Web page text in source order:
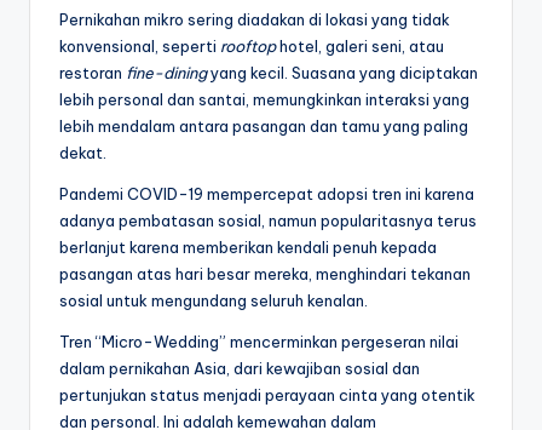
Pernikahan mikro sering diadakan di lokasi yang tidak
konvensional, seperti rooftophotel, galeri seni, atau
restoran fine-diningyang kecil. Suasana yang diciptakan
lebih personal dan santai, memungkinkan interaksi yang
lebih mendalam antara pasangan dan tamu yang paling
dekat.
Pandemi COVID-19 mempercepat adopsi tren ini karena
adanya pembatasan sosial, namun popularitasnya terus
berlanjut karena memberikan kendali penuh kepada
pasangan atas hari besar mereka, menghindari tekanan
sosial untuk mengundang seluruh kenalan.
Tren “Micro-Wedding” mencerminkan pergeseran nilai
dalam pernikahan Asia, dari kewajiban sosial dan
pertunjukan status menjadi perayaan cinta yang otentik
dan personal. Ini adalah kemewahan dalam